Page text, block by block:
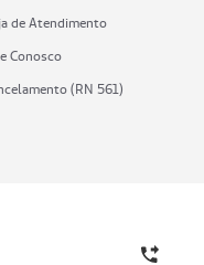
de Atendimento
Conosco
(RN 561)